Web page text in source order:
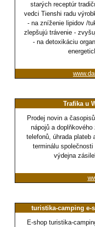
starých receptúr
vedci Tienshi radu
- na zníženie lipidov /
zlepšujú trávenie -
- na detoxikáciu
Trafika u
Prodej novin a
nápojů a
telefonů, úhrada plateb
terminálu
výdejna
turistika-camping e-
E-shop turistika-